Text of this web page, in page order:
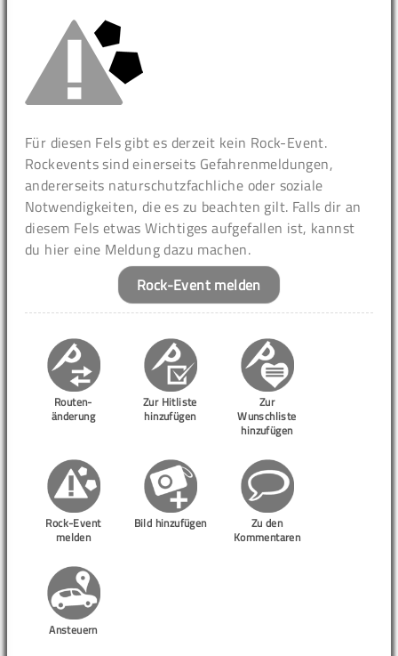
Für diesen Fels gibt es derzeit kein Rock-Event.
Rockevents sind einerseits Gefahrenmeldungen,
andererseits naturschutzfachliche oder soziale
Notwendigkeiten, die es zu beachten gilt. Falls dir an
diesem Fels etwas Wichtiges aufgefallen ist, kannst
du hier eine Meldung dazu machen.
Rock-Event melden
Routen-
änderung
Zur Hitliste
hinzufügen
Zur
Wunschliste
hinzufügen
Rock-Event
melden
Bild hinzufügen
Zu den
Kommentaren
Ansteuern